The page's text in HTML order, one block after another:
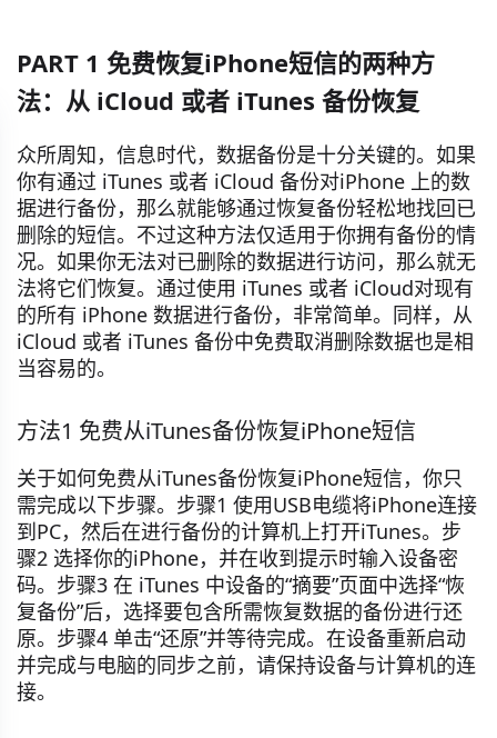
PART 1 免费恢复iPhone短信的两种方
法：从 iCloud 或者 iTunes 备份恢复
众所周知，信息时代，数据备份是十分关键的。如果
你有通过 iTunes 或者 iCloud 备份对iPhone 上的数
据进行备份，那么就能够通过恢复备份轻松地找回已
删除的短信。不过这种方法仅适用于你拥有备份的情
况。如果你无法对已删除的数据进行访问，那么就无
法将它们恢复。通过使用 iTunes 或者 iCloud对现有
的所有 iPhone 数据进行备份，非常简单。同样，从
iCloud 或者 iTunes 备份中免费取消删除数据也是相
当容易的。
方法1 免费从iTunes备份恢复iPhone短信
关于如何免费从iTunes备份恢复iPhone短信，你只
需完成以下步骤。步骤1 使用USB电缆将iPhone连接
到PC，然后在进行备份的计算机上打开iTunes。步
骤2 选择你的iPhone，并在收到提示时输入设备密
码。步骤3 在 iTunes 中设备的“摘要”页面中选择“恢
复备份”后，选择要包含所需恢复数据的备份进行还
原。步骤4 单击“还原”并等待完成。在设备重新启动
并完成与电脑的同步之前，请保持设备与计算机的连
接。